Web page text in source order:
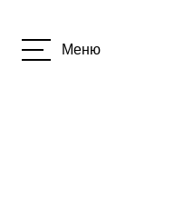
Меню